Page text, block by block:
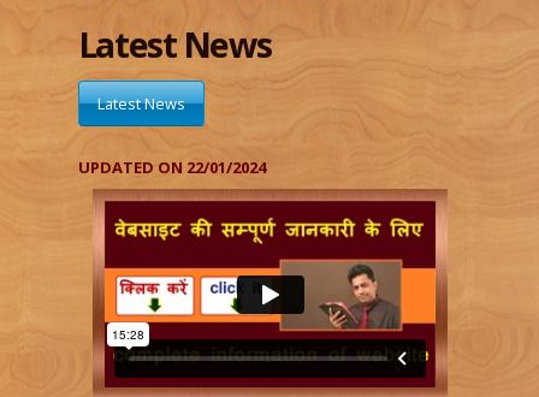
Latest News
Latest News
UPDATED ON 22/01/2024